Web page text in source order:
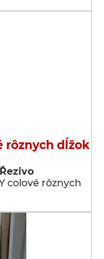
rôznych dĺžok
colové rôznych